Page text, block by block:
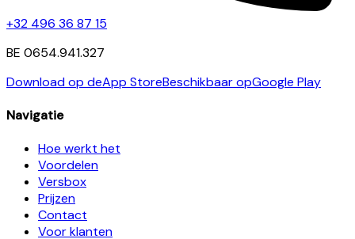
+32 496 36 87 15
BE 0654.941.327
Download op deApp StoreBeschikbaar opGoogle Play
Navigatie
Hoe werkt het
Voordelen
Versbox
Prijzen
Contact
Voor klanten